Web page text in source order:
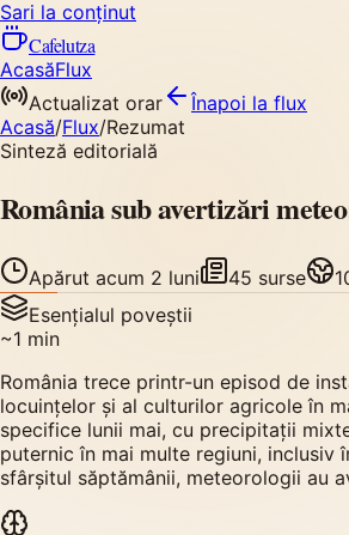
Sari la conținut
Cafelutza
AcasăFlux
Actualizat orar
Înapoi la flux
Acasă/Flux/Rezumat
Sinteză editorială
România sub avertizări
Apărut acum 2 luni 45 surse
Esențialul poveștii
~1 min
România trece printr-un episod de
locuințelor și al culturilor agricole în
specifice lunii mai, cu precipitații
puternic în mai multe regiuni,
sfârșitul săptămânii, meteorologii au